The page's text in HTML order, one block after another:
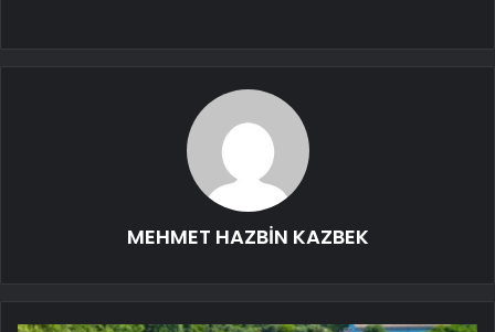
MEHMET HAZBİN KAZBEK